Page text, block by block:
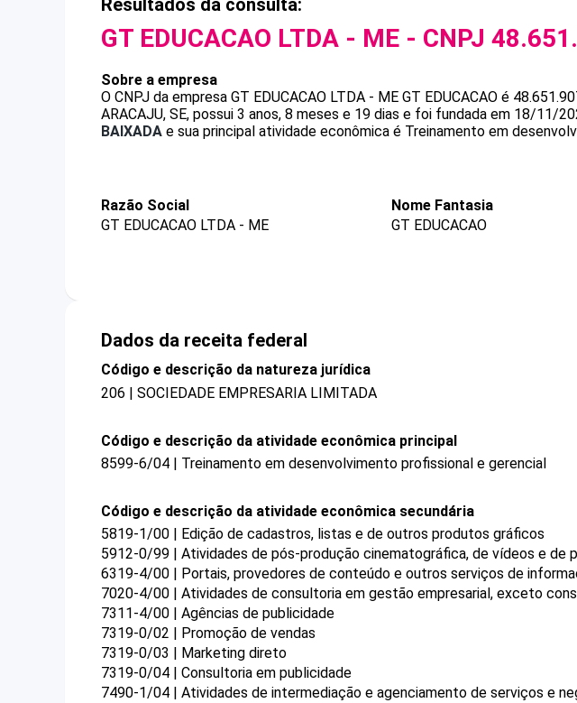
Resultados da consulta:
GT EDUCACAO LTDA - ME - CNPJ
Sobre a empresa
O CNPJ da empresa GT EDUCACAO LTDA - ME GT EDUCACAO é
ARACAJU, SE, possui 3 anos, 8 meses e 19 dias e foi fundada em 18/11/
BAIXADA e sua principal atividade econômica é Treinamento em
Razão Social
GT EDUCACAO LTDA - ME
Nome Fantasia
GT EDUCACAO
Dados da receita federal
Código e descrição da natureza jurídica
206 | SOCIEDADE EMPRESARIA LIMITADA
Código e descrição da atividade econômica principal
8599-6/04 | Treinamento em desenvolvimento profissional e gerencial
Código e descrição da atividade econômica secundária
5819-1/00 | Edição de cadastros, listas e de outros produtos gráficos
5912-0/99 | Atividades de pós-produção cinematográfica, de vídeos e de
6319-4/00 | Portais, provedores de conteúdo e outros serviços de
7020-4/00 | Atividades de consultoria em gestão empresarial, exceto
7311-4/00 | Agências de publicidade
7319-0/02 | Promoção de vendas
7319-0/03 | Marketing direto
7319-0/04 | Consultoria em publicidade
7490-1/04 | Atividades de intermediação e agenciamento de serviços e